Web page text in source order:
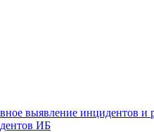
выявление инцидентов и
ИБ